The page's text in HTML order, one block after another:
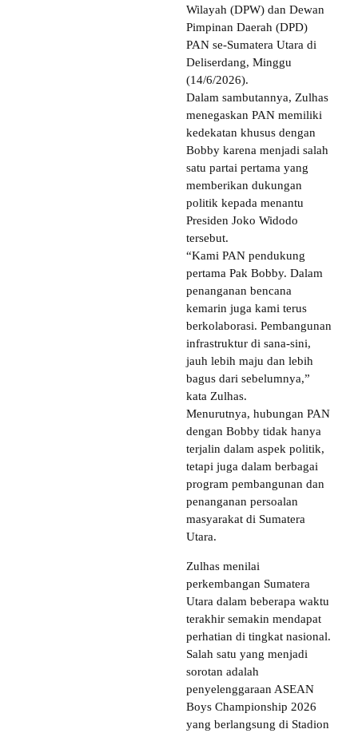
Wilayah (DPW) dan Dewan
Pimpinan Daerah (DPD)
PAN se-Sumatera Utara di
Deliserdang, Minggu
(14/6/2026).
Dalam sambutannya, Zulhas
menegaskan PAN memiliki
kedekatan khusus dengan
Bobby karena menjadi salah
satu partai pertama yang
memberikan dukungan
politik kepada menantu
Presiden Joko Widodo
tersebut.
“Kami PAN pendukung
pertama Pak Bobby. Dalam
penanganan bencana
kemarin juga kami terus
berkolaborasi. Pembangunan
infrastruktur di sana-sini,
jauh lebih maju dan lebih
bagus dari sebelumnya,”
kata Zulhas.
Menurutnya, hubungan PAN
dengan Bobby tidak hanya
terjalin dalam aspek politik,
tetapi juga dalam berbagai
program pembangunan dan
penanganan persoalan
masyarakat di Sumatera
Utara.
Zulhas menilai
perkembangan Sumatera
Utara dalam beberapa waktu
terakhir semakin mendapat
perhatian di tingkat nasional.
Salah satu yang menjadi
sorotan adalah
penyelenggaraan ASEAN
Boys Championship 2026
yang berlangsung di Stadion